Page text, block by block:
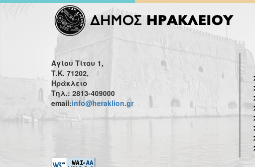
Αγίου Τίτου 1,
Τ.Κ. 71202,
Ηράκλειο
Τηλ.: 2813-409000
email:info@heraklion.gr